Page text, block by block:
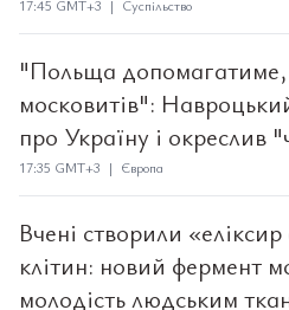
17:45 GMT+3 | Суспільство
"Польща
московитів":
про Україну і окреслив
17:35 GMT+3 | Європа
Вчені створили
клітин: новий фермент
молодість людським